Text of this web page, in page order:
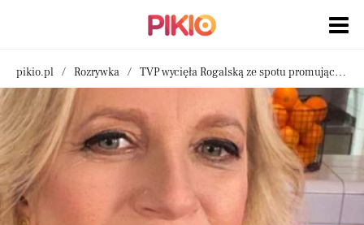
pikio.pl Rozrywka TVP wycięła Rogalską ze spotu promującego TVP Kobieta. Zamiast niej wklejono „nową” gwiazdę